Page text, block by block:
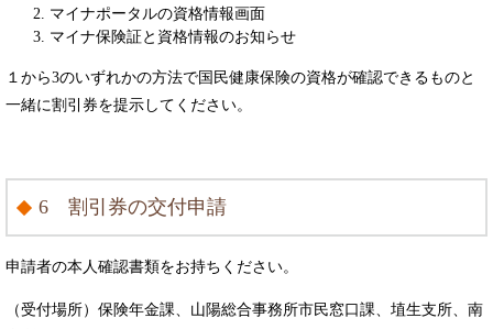
マイナポータルの資格情報画面
マイナ保険証と資格情報のお知らせ
１から3のいずれかの方法で国民健康保険の資格が確認できるものと
一緒に割引券を提示してください。
6 割引券の交付申請
申請者の本人確認書類をお持ちください。
（受付場所）保険年金課、山陽総合事務所市民窓口課、埴生支所、南